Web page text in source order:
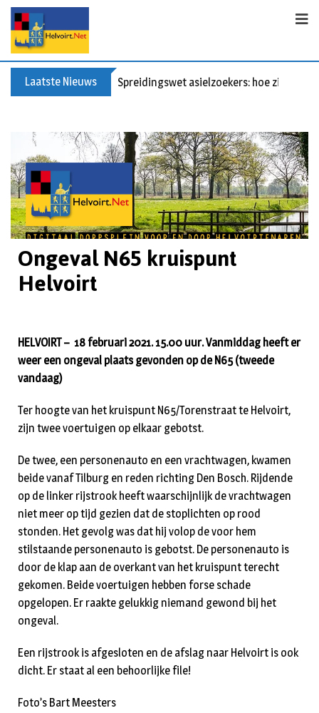
Laatste Nieuws Bericht voor de leden van Vereniging 55+
Ongeval N65 kruispunt
Helvoirt
HELVOIRT – 18 februari 2021. 15.00 uur. Vanmiddag heeft er
weer een ongeval plaats gevonden op de N65 (tweede
vandaag)
Ter hoogte van het kruispunt N65/Torenstraat te Helvoirt,
zijn twee voertuigen op elkaar gebotst.
De twee, een personenauto en een vrachtwagen, kwamen
beide vanaf Tilburg en reden richting Den Bosch. Rijdende
op de linker rijstrook heeft waarschijnlijk de vrachtwagen
niet meer op tijd gezien dat de stoplichten op rood
stonden. Het gevolg was dat hij volop de voor hem
stilstaande personenauto is gebotst. De personenauto is
door de klap aan de overkant van het kruispunt terecht
gekomen. Beide voertuigen hebben forse schade
opgelopen. Er raakte gelukkig niemand gewond bij het
ongeval.
Een rijstrook is afgesloten en de afslag naar Helvoirt is ook
dicht. Er staat al een behoorlijke file!
Foto’s Bart Meesters